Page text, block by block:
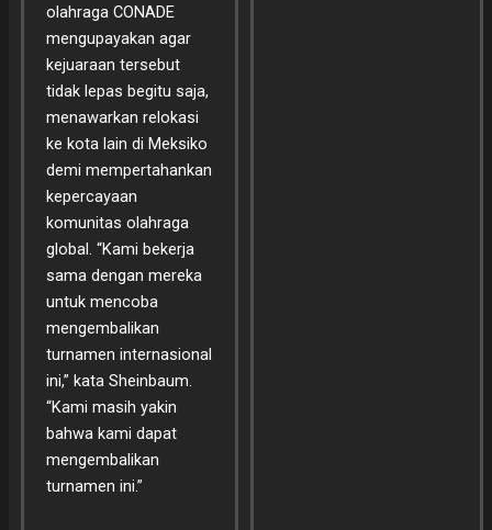
olahraga CONADE
mengupayakan agar
kejuaraan tersebut
tidak lepas begitu saja,
menawarkan relokasi
ke kota lain di Meksiko
demi mempertahankan
kepercayaan
komunitas olahraga
global. “Kami bekerja
sama dengan mereka
untuk mencoba
mengembalikan
turnamen internasional
ini,” kata Sheinbaum.
“Kami masih yakin
bahwa kami dapat
mengembalikan
turnamen ini.”